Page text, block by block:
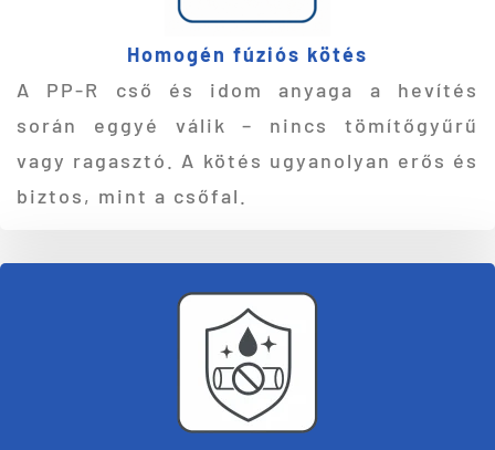
Homogén fúziós kötés
A PP-R cső és idom anyaga a hevítés
során eggyé válik – nincs tömítőgyűrű
vagy ragasztó. A kötés ugyanolyan erős és
biztos, mint a csőfal.